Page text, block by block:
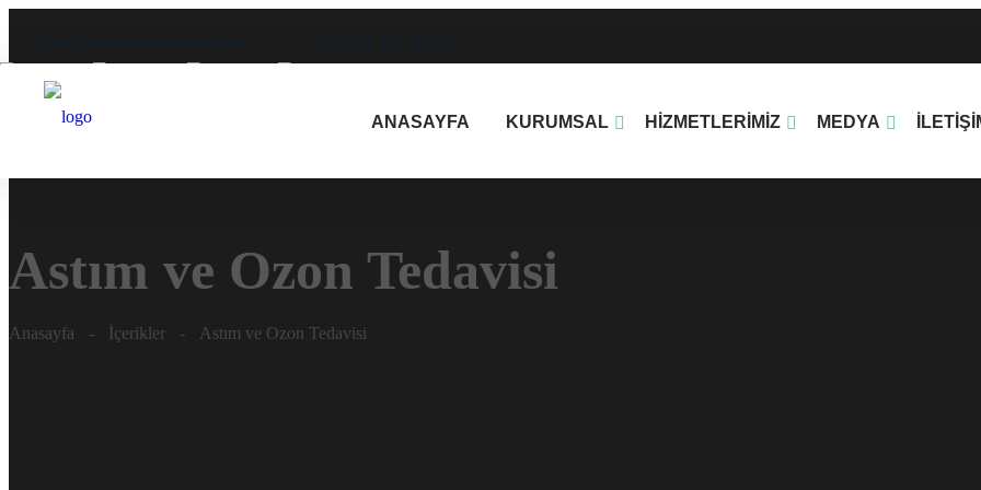
ANASAYFA KURUMSAL HIZMETLERIMIZ MEDYA
Astım ve Ozon Tedavisi
Anasayfa - İçerikler - Astım ve Ozon Tedavisi